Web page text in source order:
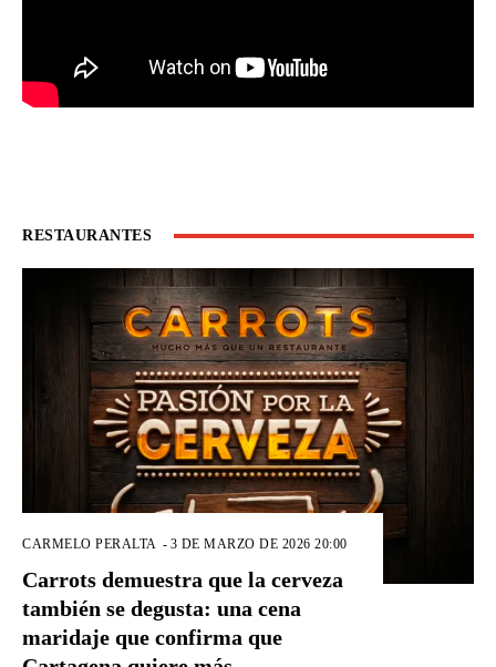
RESTAURANTES
CARMELO PERALTA - 3 DE MARZO DE 2026 20:00
Carrots demuestra que la cerveza
también se degusta: una cena
maridaje que confirma que